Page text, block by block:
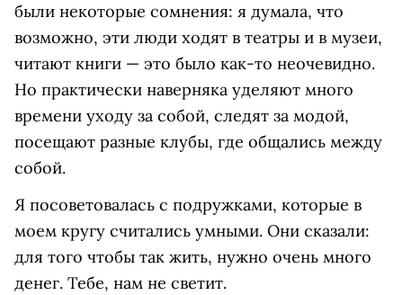
были некоторые сомнения: я думала, что
возможно, эти люди ходят в театры и в музеи,
читают книги — это было как-то неочевидно.
Но практически наверняка уделяют много
времени уходу за собой, следят за модой,
посещают разные клубы, где общались между
собой.
Я посоветовалась с подружками, которые в
моем кругу считались умными. Они сказали:
для того чтобы так жить, нужно очень много
денег. Тебе, нам не светит.